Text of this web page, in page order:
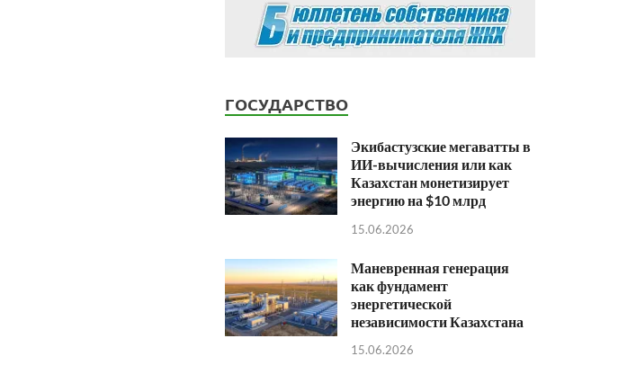
ГОСУДАРСТВО
Экибастузские мегаватты в
ИИ-вычисления или как
Казахстан монетизирует
энергию на $10 млрд
15.06.2026
Маневренная генерация
как фундамент
энергетической
независимости Казахстана
15.06.2026